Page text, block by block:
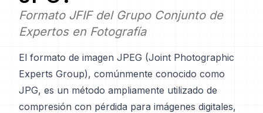
Formato JFIF del Grupo Conjunto de
Expertos en Fotografía
El formato de imagen JPEG (Joint Photographic
Experts Group), comúnmente conocido como
JPG, es un método ampliamente utilizado de
compresión con pérdida para imágenes digitales,